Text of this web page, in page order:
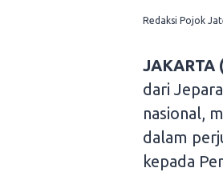
Redaksi Pojok
JAKARTA
dari
nasional,
dalam
kepada